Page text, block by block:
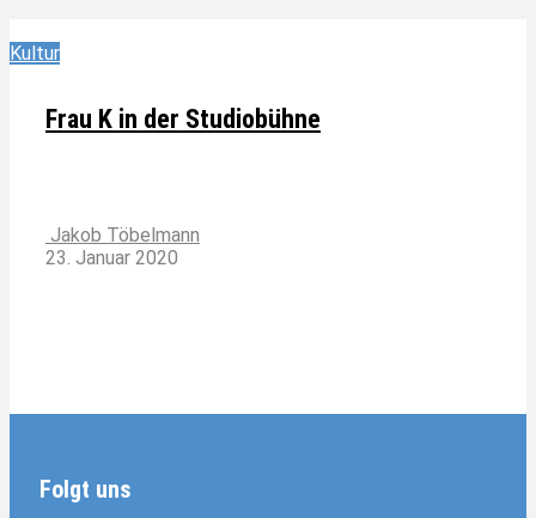
Kultur
Frau K in der Studiobühne
Jakob Töbelmann
23. Januar 2020
Folgt uns